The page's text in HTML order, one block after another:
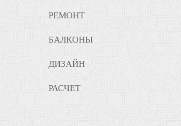
РЕМОНТ
БАЛКОНЫ
ДИЗАЙН
РАСЧЕТ